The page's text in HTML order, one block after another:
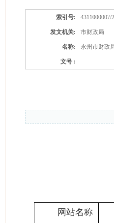
索引号: 4311000007/
发文机关: 市财政局
名称: 永州市财政
文号 :
网站名称